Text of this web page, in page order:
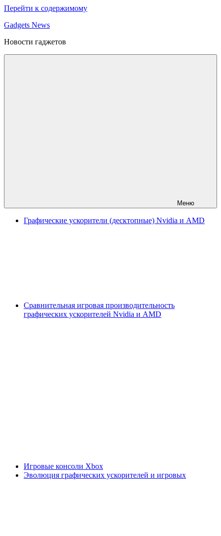
Перейти к содержимому
Gadgets News
Новости гаджетов
Меню
Графические ускорители (десктопные) Nvidia и AMD
Сравнительная игровая производительность
графических ускорителей Nvidia и AMD
Игровые консоли Xbox
Эволюция графических ускорителей и игровых